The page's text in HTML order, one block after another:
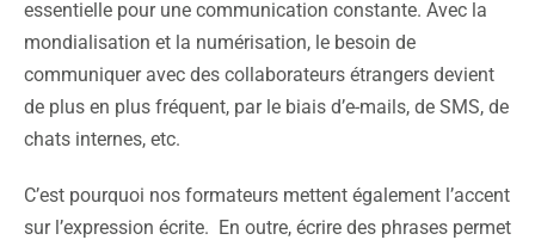
essentielle pour une communication constante. Avec la
mondialisation et la numérisation, le besoin de
communiquer avec des collaborateurs étrangers devient
de plus en plus fréquent, par le biais d’e-mails, de SMS, de
chats internes, etc.
C’est pourquoi nos formateurs mettent également l’accent
sur l’expression écrite. En outre, écrire des phrases permet